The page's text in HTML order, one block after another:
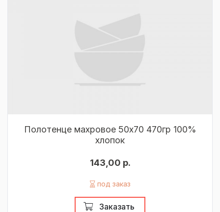
Полотенце махровое 50х70 470гр 100%
хлопок
143,00 р.
под заказ
Заказать